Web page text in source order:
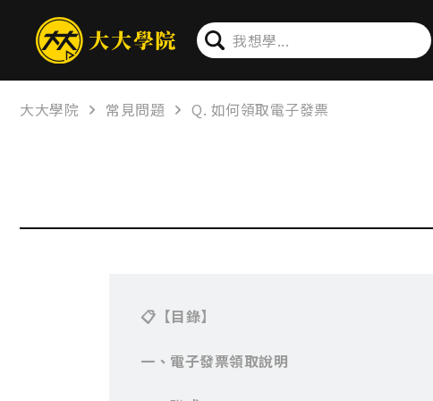
大大學院 常見問題 Q. 如何領取電子發票
📋 【目錄】
一、電子發票領取說明